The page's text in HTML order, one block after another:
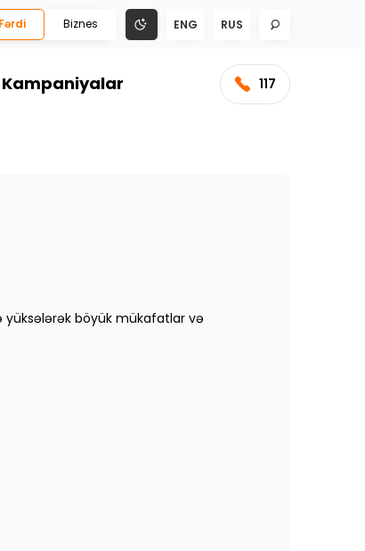
Fərdi Biznes ENG RUS
Kampaniyalar 117
yüksələrək böyük mükafatlar və